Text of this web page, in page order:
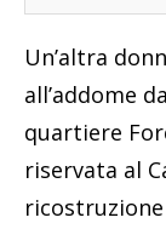
Un’altra
all’addome
quartiere
riservata al